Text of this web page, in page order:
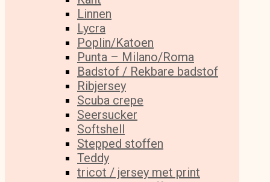
Linnen
Lycra
Poplin/Katoen
Punta – Milano/Roma
Badstof / Rekbare badstof
Ribjersey
Scuba crepe
Seersucker
Softshell
Stepped stoffen
Teddy
tricot / jersey met print